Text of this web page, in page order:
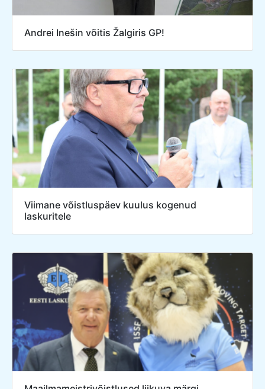
Andrei Inešin võitis Žalgiris GP!
Viimane võistluspäev kuulus kogenud
laskuritele